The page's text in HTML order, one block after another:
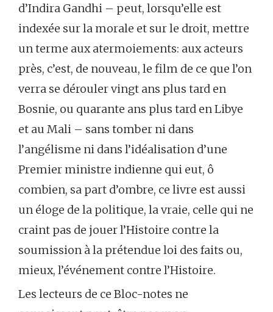
d’Indira Gandhi – peut, lorsqu’elle est
indexée sur la morale et sur le droit, mettre
un terme aux atermoiements: aux acteurs
près, c’est, de nouveau, le film de ce que l’on
verra se dérouler vingt ans plus tard en
Bosnie, ou quarante ans plus tard en Libye
et au Mali – sans tomber ni dans
l’angélisme ni dans l’idéalisation d’une
Premier ministre indienne qui eut, ô
combien, sa part d’ombre, ce livre est aussi
un éloge de la politique, la vraie, celle qui ne
craint pas de jouer l’Histoire contre la
soumission à la prétendue loi des faits ou,
mieux, l’événement contre l’Histoire.
Les lecteurs de ce Bloc-notes ne